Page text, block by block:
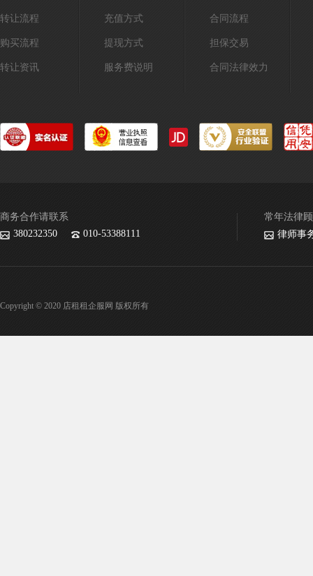
转让流程
购买流程
转让资讯
充值方式
提现方式
服务费说明
合同流程
担保交易
合同法律效力
商务合作请联系
380232350
010-53388111
常年法律
律师事
Copyright © 2020 店租租企服网 版权所有